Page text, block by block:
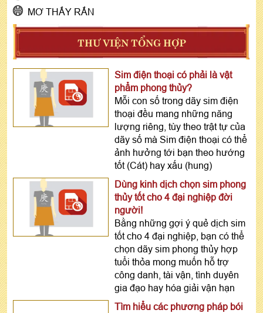
MƠ THẤY RẮN
THƯ VIỆN TỔNG HỢP
Sim điện thoại có phải là vật
phẩm phong thủy?
Mỗi con số trong dãy sim điện
thoại đều mang những năng
lượng riêng, tùy theo trật tự của
dãy số mà Sim điện thoại có thể
ảnh hưởng tới bạn theo hướng
tốt (Cát) hay xấu (hung)
Dùng kinh dịch chọn sim phong
thủy tốt cho 4 đại nghiệp đời
người!
Bằng những gợi ý quẻ dịch sim
tốt cho 4 đại nghiệp, bạn có thể
chọn dãy sim phong thủy hợp
tuổi thỏa mong muốn hỗ trợ
công danh, tài vận, tình duyên
gia đạo hay hóa giải vận hạn
Tìm hiểu các phương pháp bói